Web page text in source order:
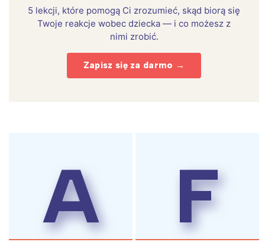
5 lekcji, które pomogą Ci zrozumieć, skąd biorą się
Twoje reakcje wobec dziecka — i co możesz z
nimi zrobić.
Zapisz się za darmo →
A F